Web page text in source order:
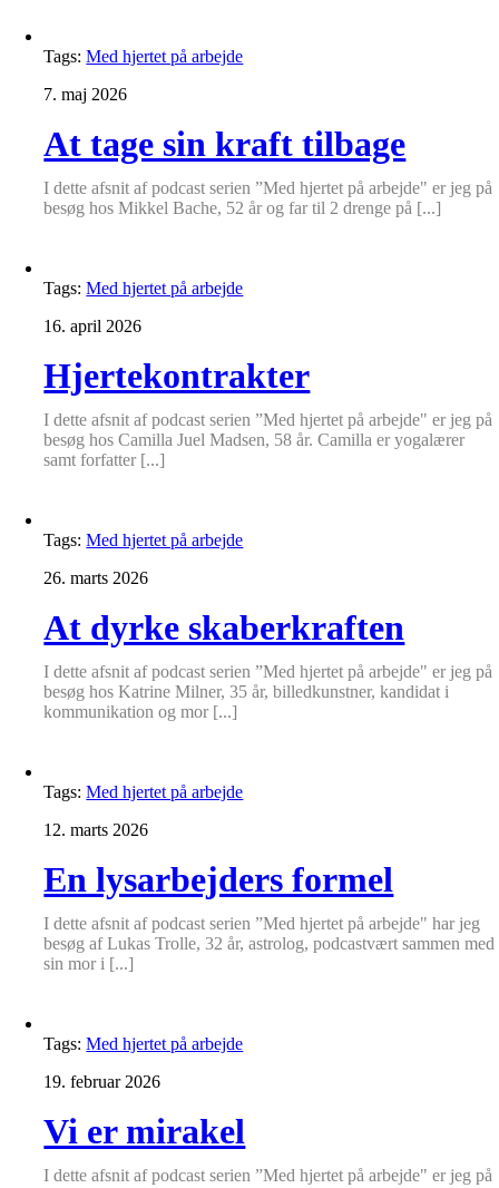
Tags:Med hjertet på arbejde
7. maj 2026
At tage sin kraft tilbage
I dette afsnit af podcast serien ”Med hjertet på arbejde" er jeg på
besøg hos Mikkel Bache, 52 år og far til 2 drenge på [...]
Tags:Med hjertet på arbejde
16. april 2026
Hjertekontrakter
I dette afsnit af podcast serien ”Med hjertet på arbejde" er jeg på
besøg hos Camilla Juel Madsen, 58 år. Camilla er yogalærer
samt forfatter [...]
Tags:Med hjertet på arbejde
26. marts 2026
At dyrke skaberkraften
I dette afsnit af podcast serien ”Med hjertet på arbejde" er jeg på
besøg hos Katrine Milner, 35 år, billedkunstner, kandidat i
kommunikation og mor [...]
Tags:Med hjertet på arbejde
12. marts 2026
En lysarbejders formel
I dette afsnit af podcast serien ”Med hjertet på arbejde" har jeg
besøg af Lukas Trolle, 32 år, astrolog, podcastvært sammen med
sin mor i [...]
Tags:Med hjertet på arbejde
19. februar 2026
Vi er mirakel
I dette afsnit af podcast serien ”Med hjertet på arbejde" er jeg på